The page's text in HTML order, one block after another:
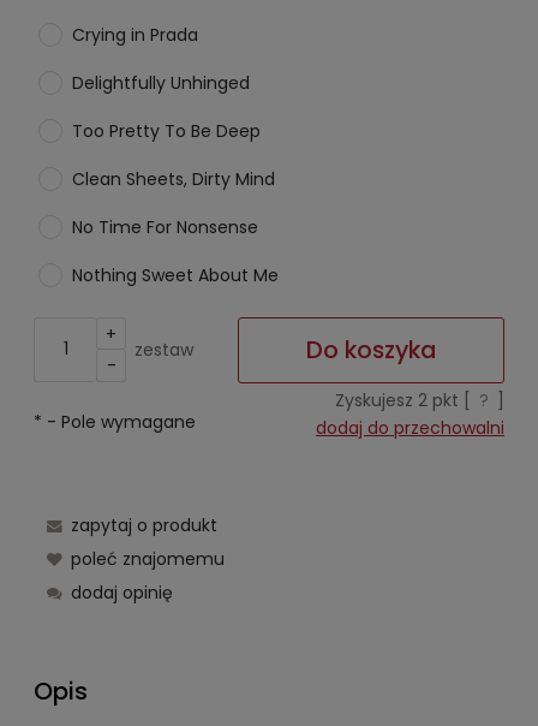
Crying in Prada
Delightfully Unhinged
Too Pretty To Be Deep
Clean Sheets, Dirty Mind
No Time For Nonsense
Nothing Sweet About Me
+
-
zestaw Do koszyka
Zyskujesz 2 pkt [ ?
dodaj do przechowalni
* - Pole wymagane
zapytaj o produkt
poleć znajomemu
dodaj opinię
Opis